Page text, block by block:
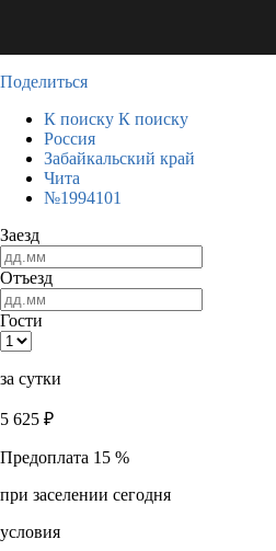
Поделиться
К поиску К поиску
Россия
Забайкальский край
Чита
№1994101
Заезд
Отъезд
Гости
за сутки
5 625 ₽
Предоплата 15 %
при заселении сегодня
условия